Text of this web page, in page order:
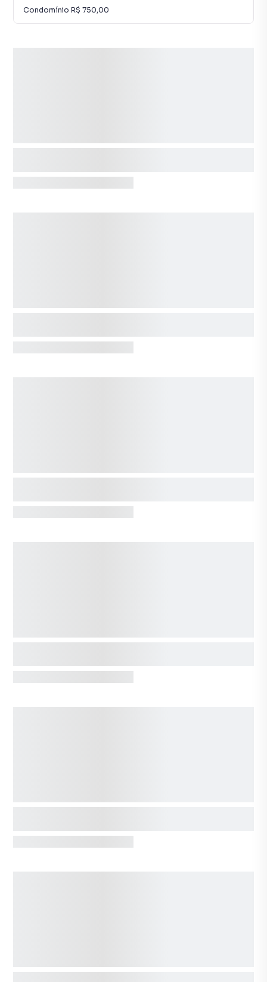
Condomínio R$ 750,00